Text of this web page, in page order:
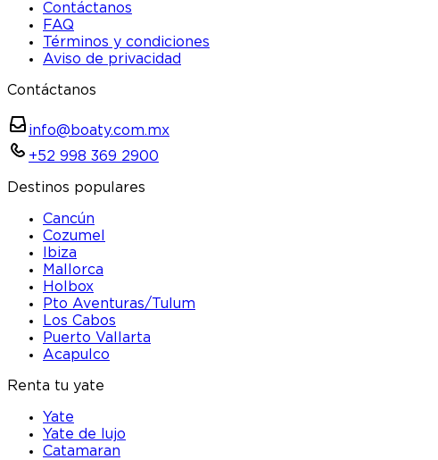
Contáctanos
FAQ
Términos y condiciones
Aviso de privacidad
Contáctanos
info@boaty.com.mx
+52 998 369 2900
Destinos populares
Cancún
Cozumel
Ibiza
Mallorca
Holbox
Pto Aventuras/Tulum
Los Cabos
Puerto Vallarta
Acapulco
Renta tu yate
Yate
Yate de lujo
Catamaran